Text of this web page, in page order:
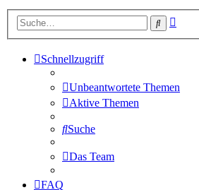
Suche
Schnellzugriff
Unbeantwortete Themen
Aktive Themen
Suche
Das Team
FAQ